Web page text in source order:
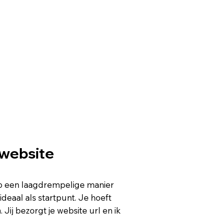
een laagdrempelige manier
als startpunt. Je hoeft
Jij bezorgt je website url en ik